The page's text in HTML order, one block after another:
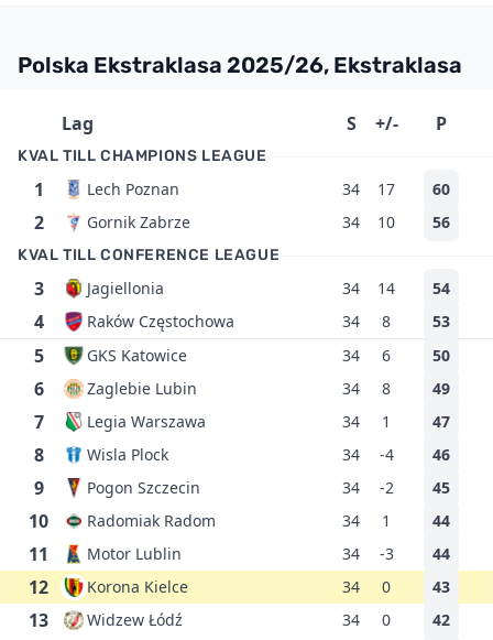
Polska Ekstraklasa 2025/26, Ekstraklasa
Lag S +/- P
KVAL TILL CHAMPIONS LEAGUE
1 Lech Poznan 34 17 60
2 Gornik Zabrze 34 10 56
KVAL TILL CONFERENCE LEAGUE
3 Jagiellonia 34 14 54
4 Raków Częstochowa 34 8 53
5 GKS Katowice 34 6 50
6 Zaglebie Lubin 34 8 49
7 Legia Warszawa 34 1 47
8 Wisla Plock 34 -4 46
9 Pogon Szczecin 34 -2 45
10 Radomiak Radom 34 1 44
11 Motor Lublin 34 -3 44
12 Korona Kielce 34 0 43
13 Widzew Łódź 34 0 42